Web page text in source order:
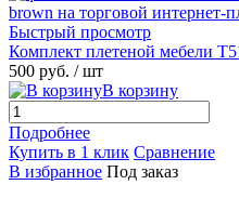
Быстрый просмотр
Комплект плетеной мебели
500 руб. / шт
В корзину
Подробнее
Купить в 1 клик Сравнение
В избранное Под заказ